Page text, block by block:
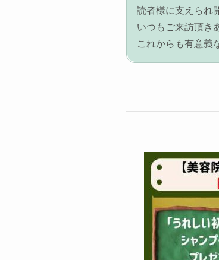
読者様に支えられ
いつもご来訪頂き
これからも有意義